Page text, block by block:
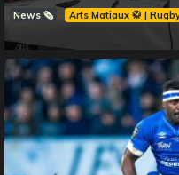
News 🗞️
Arts Matiaux 🥋 |